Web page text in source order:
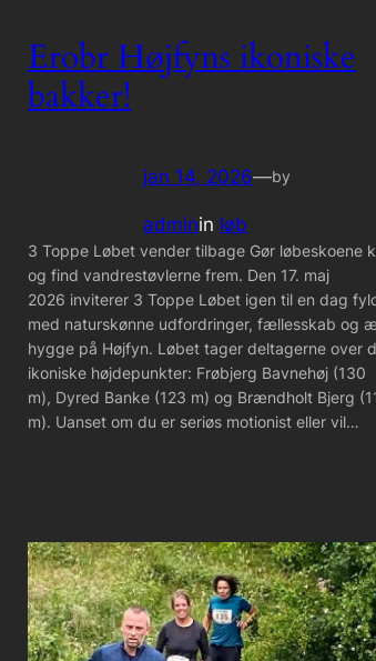
Erobr Højfyns ikoniske
bakker!
jan 14, 2026—by
adminin løb
3 Toppe Løbet vender tilbage Gør løbeskoene
og find vandrestøvlerne frem. Den 17. maj
2026 inviterer 3 Toppe Løbet igen til en dag
med naturskønne udfordringer, fællesskab og
hygge på Højfyn. Løbet tager deltagerne over
ikoniske højdepunkter: Frøbjerg Bavnehøj (130
m), Dyred Banke (123 m) og Brændholt Bjerg
m). Uanset om du er seriøs motionist eller vil…